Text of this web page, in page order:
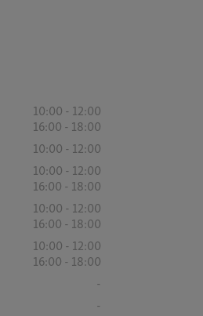
10:00 - 12:00
16:00 - 18:00
10:00 - 12:00
10:00 - 12:00
16:00 - 18:00
10:00 - 12:00
16:00 - 18:00
10:00 - 12:00
16:00 - 18:00
-
-